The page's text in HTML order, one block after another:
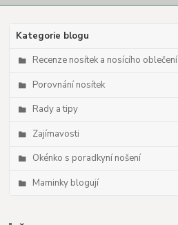
Kategorie blogu
Recenze nosítek a nosícího oblečení
Porovnání nosítek
Rady a tipy
Zajímavosti
Okénko s poradkyní nošení
Maminky blogují